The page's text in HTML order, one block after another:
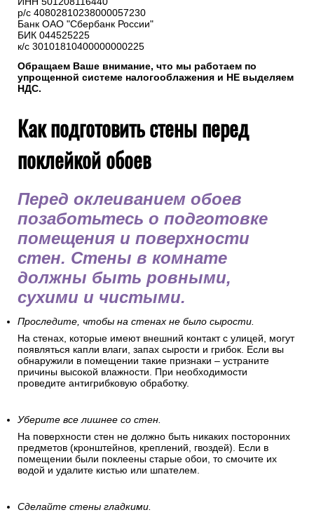
р/с 40802810238000057230
Банк ОАО "Сбербанк России"
БИК 044525225
к/с 30101810400000000225
Обращаем Ваше внимание, что мы работаем по
упрощенной системе налогооблажения и НЕ выделяем
НДС.
Как подготовить стены перед
поклейкой обоев
Перед оклеиванием обоев
позаботьтесь о подготовке
помещения и поверхности
стен. Стены в комнате
должны быть ровными,
сухими и чистыми.
Проследите, чтобы на стенах не было сырости.
На стенах, которые имеют внешний контакт с улицей, могут
появляться капли влаги, запах сырости и грибок. Если вы
обнаружили в помещении такие признаки – устраните
причины высокой влажности. При необходимости
проведите антигрибковую обработку.
Уберите все лишнее со стен.
На поверхности стен не должно быть никаких посторонних
предметов (кронштейнов, креплений, гвоздей). Если в
помещении были поклеены старые обои, то смочите их
водой и удалите кистью или шпателем.
Сделайте стены гладкими.